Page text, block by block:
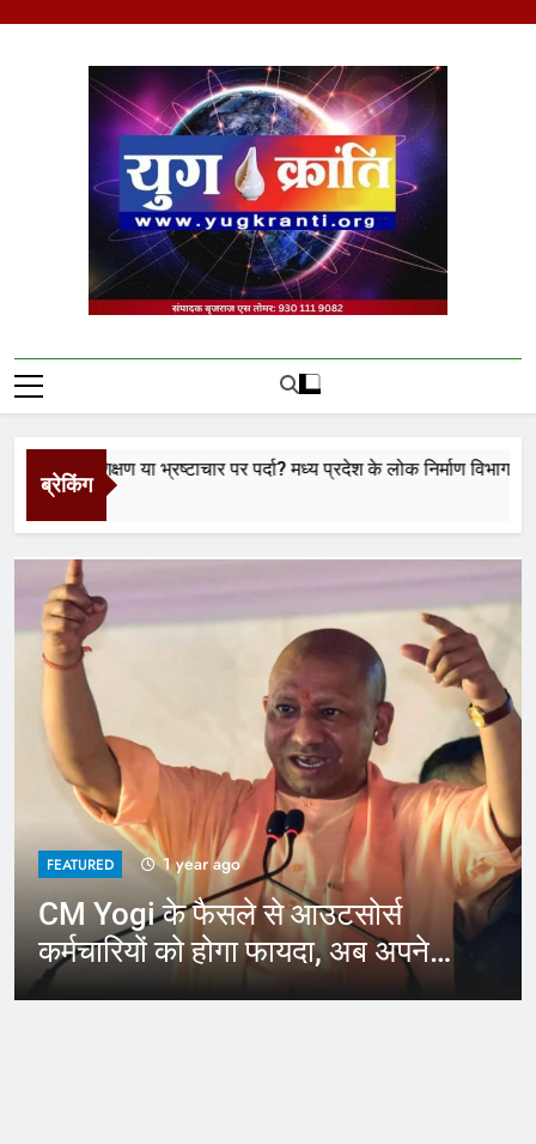
Yug Kranti | Trusted
News Portal
ब्रेकिंग
प्रशिक्षण या भ्रष्टाचार पर पर्दा? मध्य प्रदेश के लोक निर्माण विभाग पर उठे बड़े
FEATURED 1 year ago
CM Yogi के फैसले से आउटसोर्स
कर्मचारियों को होगा फायदा, अब अपने
जिले में कर सकेंगे काम